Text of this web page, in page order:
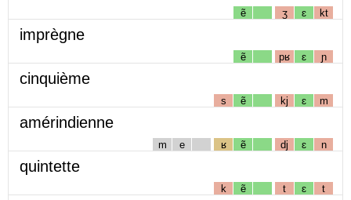
ẽ ʒ ɛ kt
imprègne
ẽ pʁ ɛ ɲ
cinquième
s ẽ kj ɛ m
amérindienne
m e ʁ ẽ dj ɛ n
quintette
k ẽ t ɛ t